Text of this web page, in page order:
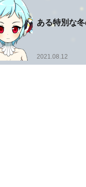
ある特別な
2021.08.12